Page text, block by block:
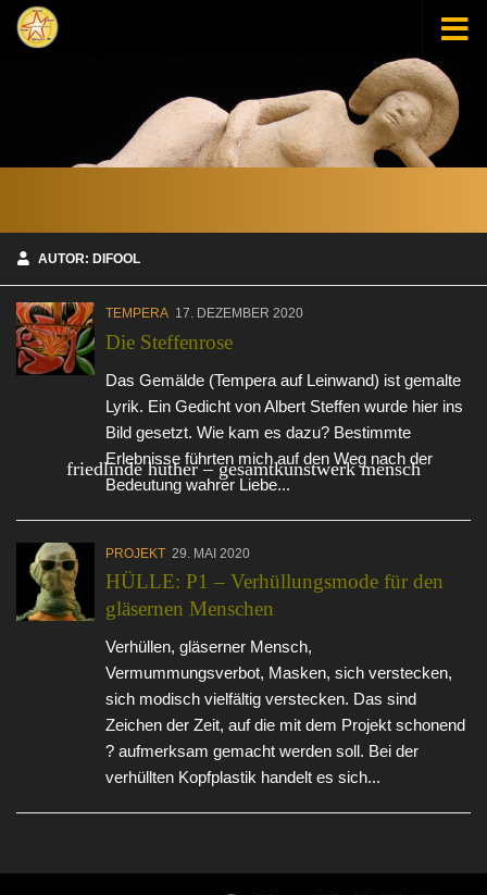
Zum Inhalt springen
friedlinde hüther – gesamtkunstwerk mensch
AUTOR:DIFOOL
TEMPERA 17. DEZEMBER 2020
Die Steffenrose
Das Gemälde (Tempera auf Leinwand) ist gemalte
Lyrik. Ein Gedicht von Albert Steffen wurde hier ins
Bild gesetzt. Wie kam es dazu? Bestimmte
Erlebnisse führten mich auf den Weg nach der
Bedeutung wahrer Liebe...
PROJEKT 29. MAI 2020
HÜLLE: P1 – Verhüllungsmode für den
gläsernen Menschen
Verhüllen, gläserner Mensch,
Vermummungsverbot, Masken, sich verstecken,
sich modisch vielfältig verstecken. Das sind
Zeichen der Zeit, auf die mit dem Projekt schonend
? aufmerksam gemacht werden soll. Bei der
verhüllten Kopfplastik handelt es sich...